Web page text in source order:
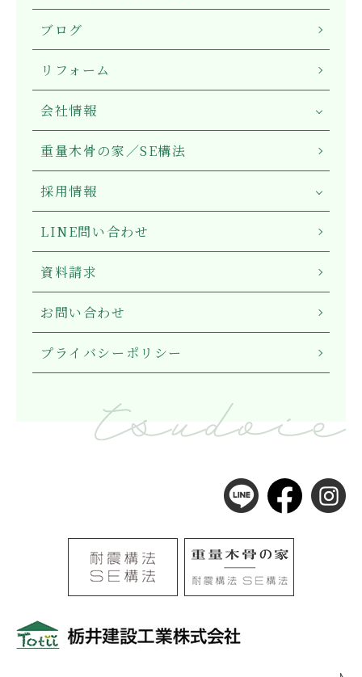
ブログ
リフォーム
会社情報
重量木骨の家／SE構法
採用情報
LINE問い合わせ
資料請求
お問い合わせ
プライバシーポリシー